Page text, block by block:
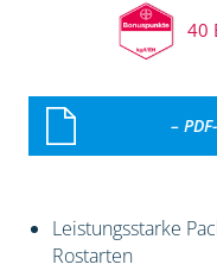
40
–
Leistungsstarke
Rostarten